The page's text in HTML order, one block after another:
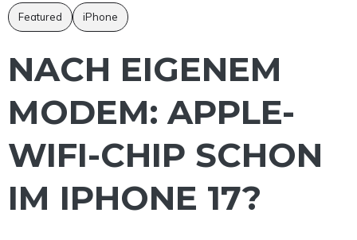
Featured iPhone
NACH EIGENEM
MODEM: APPLE-
WIFI-CHIP SCHON
IM IPHONE 17?